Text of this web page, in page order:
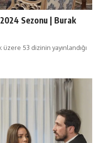
Sezonu | Burak
53 dizinin yayınlandığı